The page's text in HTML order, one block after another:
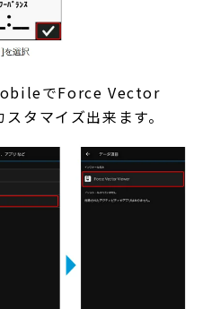
でForce Vector
タマイズ出来ます。